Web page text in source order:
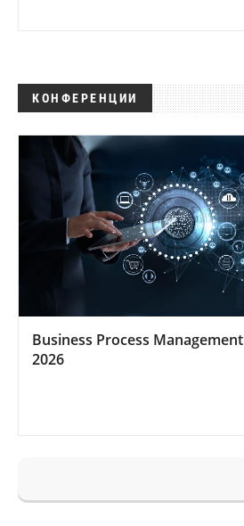
КОНФЕРЕНЦИИ
Business Process Management
2026